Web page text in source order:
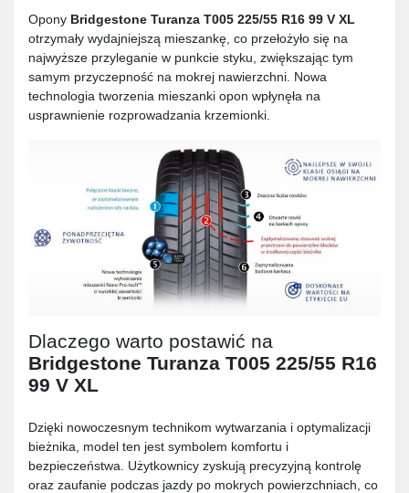
Opony Bridgestone Turanza T005 225/55 R16 99 V XL
otrzymały wydajniejszą mieszankę, co przełożyło się na
najwyższe przyleganie w punkcie styku, zwiększając tym
samym przyczepność na mokrej nawierzchni. Nowa
technologia tworzenia mieszanki opon wpłynęła na
usprawnienie rozprowadzania krzemionki.
Dlaczego warto postawić na
Bridgestone Turanza T005 225/55 R16
99 V XL
Dzięki nowoczesnym technikom wytwarzania i optymalizacji
bieżnika, model ten jest symbolem komfortu i
bezpieczeństwa. Użytkownicy zyskują precyzyjną kontrolę
oraz zaufanie podczas jazdy po mokrych powierzchniach, co